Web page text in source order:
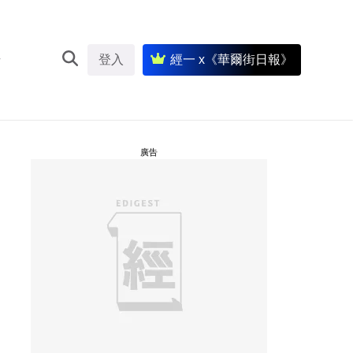
登入 經一 x《華爾街日報》
廣告